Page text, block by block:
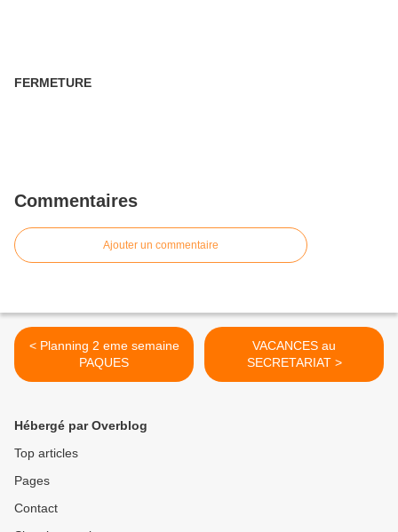
FERMETURE
Commentaires
Ajouter un commentaire
< Planning 2 eme semaine
PAQUES
VACANCES au
SECRETARIAT >
Hébergé par Overblog
Top articles
Pages
Contact